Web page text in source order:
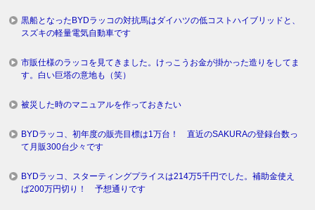
黒船となったBYDラッコの対抗馬はダイハツの低コストハイブリッドと、
スズキの軽量電気自動車です
市販仕様のラッコを見てきました。けっこうお金が掛かった造りをしてま
す。白い巨塔の意地も（笑）
被災した時のマニュアルを作っておきたい
BYDラッコ、初年度の販売目標は1万台！ 直近のSAKURAの登録台数っ
て月販300台少々です
BYDラッコ、スターティングプライスは214万5千円でした。補助金使え
ば200万円切り！ 予想通りです